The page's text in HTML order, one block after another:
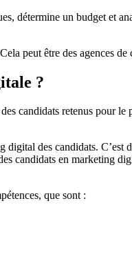
détermine un budget et
peut être des agences
?
candidats retenus pour le
des candidats. C’est
candidats en marketing
que sont :